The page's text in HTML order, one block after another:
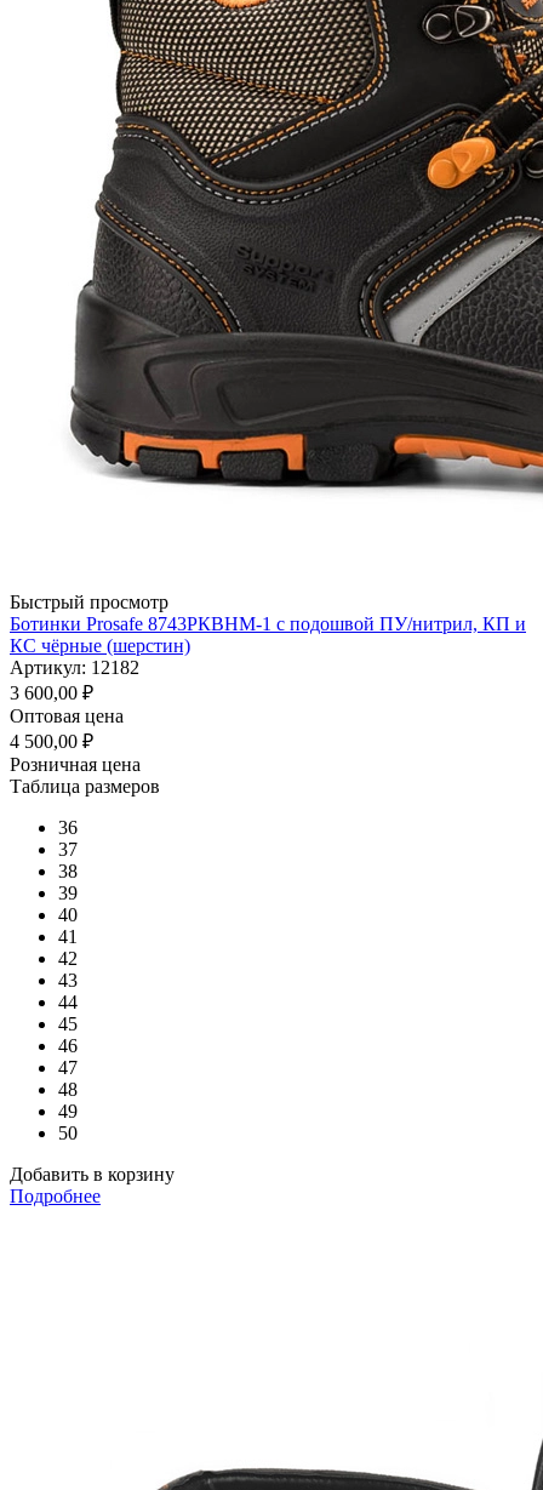
Быстрый просмотр
Ботинки Prosafe 8743РКВНМ-1 c подошвой ПУ/нитрил, КП и
КС чёрные (шерстин)
Артикул: 12182
3 600,00 ₽
Оптовая цена
4 500,00 ₽
Розничная цена
Таблица размеров
36
37
38
39
40
41
42
43
44
45
46
47
48
49
50
Добавить в корзину
Подробнее